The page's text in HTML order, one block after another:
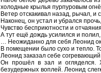
холодные крылья пурпуровым
Ветер отскакивал назад, рычал, и
Наконец, он устал и убрался
Чувство бесприютности и
А тут ещё дождь усилился и
… Неожиданно для себя Леонид
В помещении было сухо и тепло.
Леонид заказал себе
Он прошёл в зал и огляделся.
безудержных воплей. Леонид